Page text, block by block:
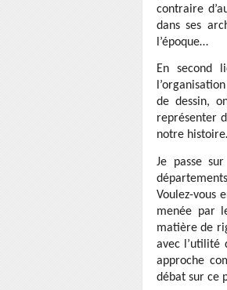
contraire
dans ses
l’époque…
En second
de dessin,
représenter
notre
Je passe
Voulez-vous
menée par
matière de
avec l’utilité
approche
débat sur ce